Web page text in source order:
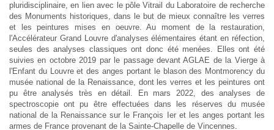
pluridisciplinaire, en lien avec le pôle Vitrail du Laboratoire de recherche
des Monuments historiques, dans le but de mieux connaître les verres
et les peintures mises en oeuvre. Au moment de la restauration,
l'Accélérateur Grand Louvre d'analyses élémentaires étant en réfection,
seules des analyses classiques ont donc été menées. Elles ont été
suivies en octobre 2019 par le passage devant AGLAE de la Vierge à
l'Enfant du Louvre et des anges portant le blason des Montmorency du
musée national de la Renaissance, dont les verres et les peintures ont
pu être analysés très en détail. En mars 2022, des analyses de
spectroscopie ont pu être effectuées dans les réserves du musée
national de la Renaissance sur le François Ier et les anges portant les
armes de France provenant de la Sainte-Chapelle de Vincennes.